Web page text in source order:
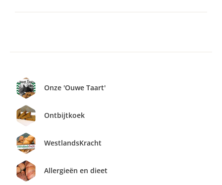
Onze 'Ouwe Taart'
Ontbijtkoek
WestlandsKracht
Allergieën en dieet